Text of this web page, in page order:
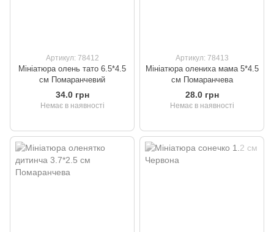
Артикул: 78412
Мініатюра олень тато 6.5*4.5
см Помаранчевий
34.0 грн
Немає в наявності
Артикул: 78413
Мініатюра олениха мама 5*4.5
см Помаранчева
28.0 грн
Немає в наявності